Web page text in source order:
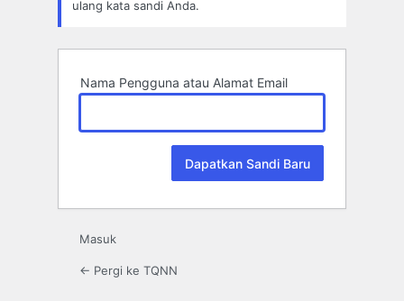
ulang kata sandi Anda.
Nama Pengguna atau Alamat Email
Masuk
← Pergi ke TQNN